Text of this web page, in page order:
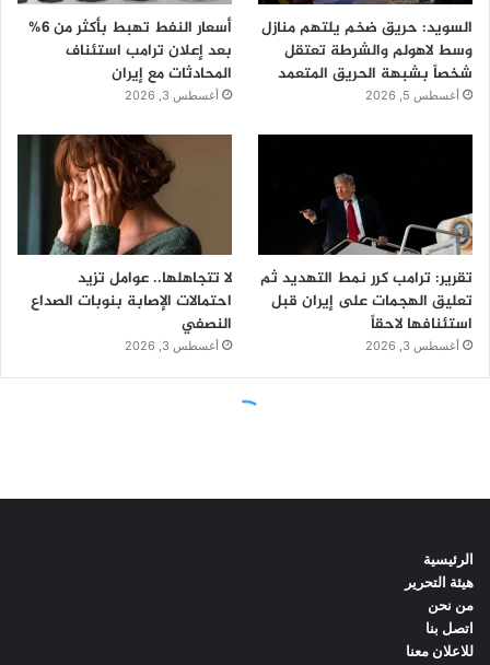
الرئيسية
هيئة التحرير
من نحن
اتصل بنا
للاعلان معنا